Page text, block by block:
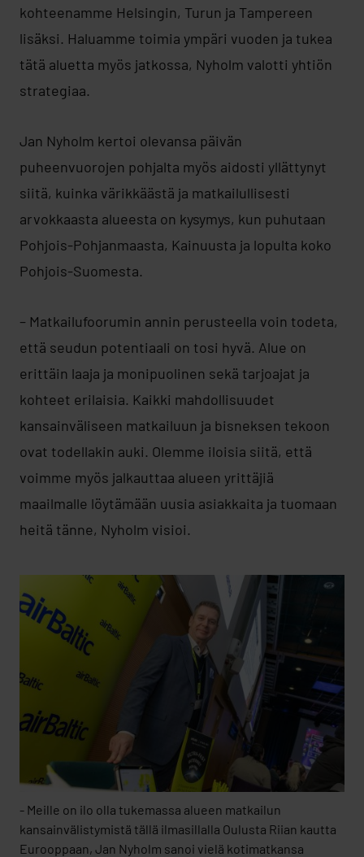
kohteenamme Helsingin, Turun ja Tampereen
lisäksi. Haluamme toimia ympäri vuoden ja tukea
tätä aluetta myös jatkossa, Nyholm valotti yhtiön
strategiaa.
Jan Nyholm kertoi olevansa päivän
puheenvuorojen pohjalta myös aidosti yllättynyt
siitä, kuinka värikkäästä ja matkailullisesti
arvokkaasta alueesta on kysymys, kun puhutaan
Pohjois-Pohjanmaasta, Kainuusta ja lopulta koko
Pohjois-Suomesta.
– Matkailufoorumin annin perusteella voin todeta,
että seudun potentiaali on tosi hyvä. Alue on
erittäin laaja ja monipuolinen sekä tarjoajat ja
kohteet erilaisia. Kaikki mahdollisuudet
kansainväliseen matkailuun ja bisneksen tekoon
ovat todellakin auki. Olemme iloisia siitä, että
voimme myös jalkauttaa alueen yrittäjiä
maailmalle löytämään uusia asiakkaita ja tuomaan
heitä tänne, Nyholm visioi.
- Meille on ilo olla tukemassa alueen matkailun
kansainvälistymistä tällä ilmasillalla Oulusta Riian kautta
Eurooppaan, Jan Nyholm sanoi vielä kotimatkansa